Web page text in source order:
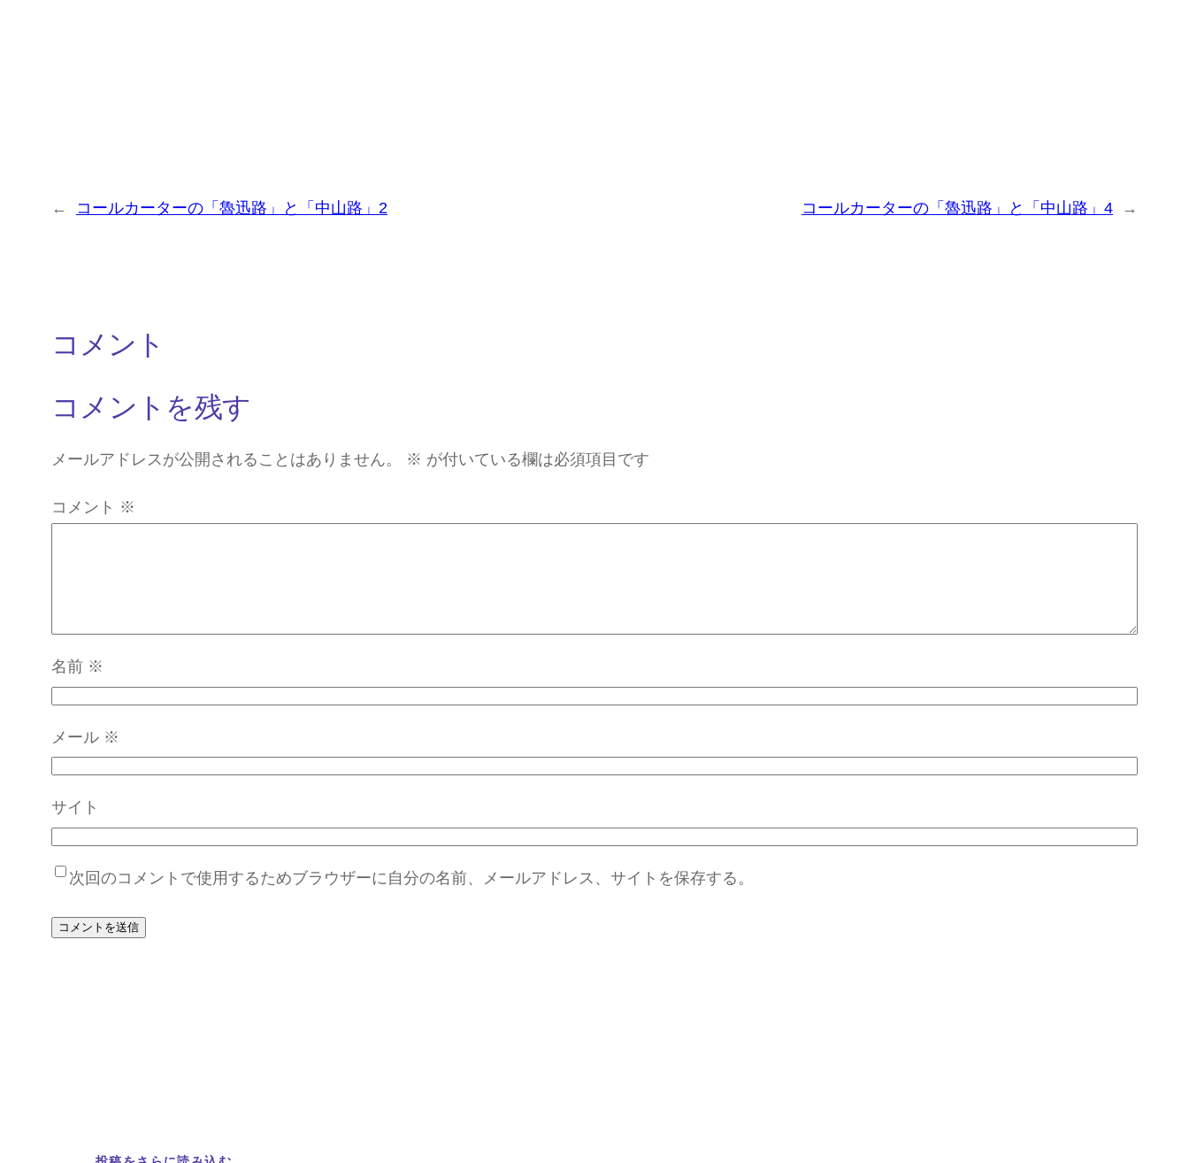
← コールカーターの「魯迅路」と「中山路」2 コールカーターの「魯迅路」と「中山路」4 →
コメント
コメントを残す
メールアドレスが公開されることはありません。 ※ が付いている欄は必須項目です
コメント ※
名前 ※
メール ※
サイト
次回のコメントで使用するためブラウザーに自分の名前、メールアドレス、サイトを保存する。